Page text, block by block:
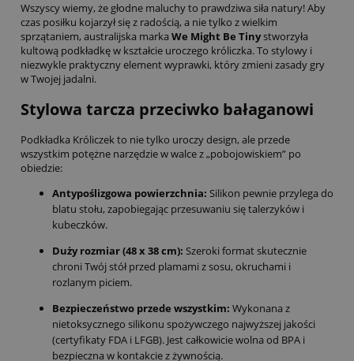
Wszyscy wiemy, że głodne maluchy to prawdziwa siła natury! Aby
czas posiłku kojarzył się z radością, a nie tylko z wielkim
sprzątaniem, australijska marka We Might Be Tinystworzyła
kultową podkładkę w kształcie uroczego króliczka. To stylowy i
niezwykle praktyczny element wyprawki, który zmieni zasady gry
w Twojej jadalni.
Stylowa tarcza przeciwko bałaganowi
Podkładka Króliczek to nie tylko uroczy design, ale przede
wszystkim potężne narzędzie w walce z „pobojowiskiem” po
obiedzie:
Antypoślizgowa powierzchnia: Silikon pewnie przylega do
blatu stołu, zapobiegając przesuwaniu się talerzyków i
kubeczków.
Duży rozmiar (48 x 38 cm): Szeroki format skutecznie
chroni Twój stół przed plamami z sosu, okruchami i
rozlanym piciem.
Bezpieczeństwo przede wszystkim: Wykonana z
nietoksycznego silikonu spożywczego najwyższej jakości
(certyfikaty FDA i LFGB). Jest całkowicie wolna od BPA i
bezpieczna w kontakcie z żywnością.